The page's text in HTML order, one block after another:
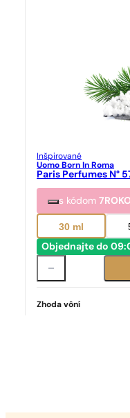
Inšpirované
Uomo Born In Roma
Paris Perfumes N°
s kódom
30 ml
Objednajte do
Zhoda vôní